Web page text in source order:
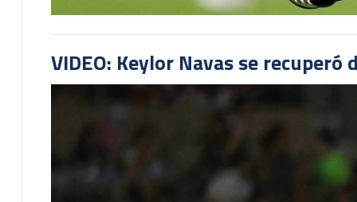
VIDEO: Keylor Navas se